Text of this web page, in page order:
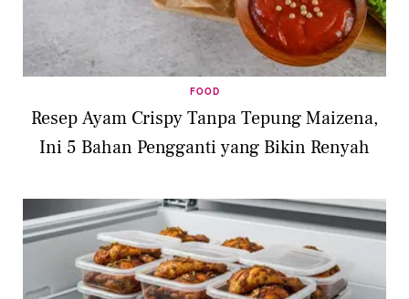
FOOD
Resep Ayam Crispy Tanpa Tepung Maizena,
Ini 5 Bahan Pengganti yang Bikin Renyah